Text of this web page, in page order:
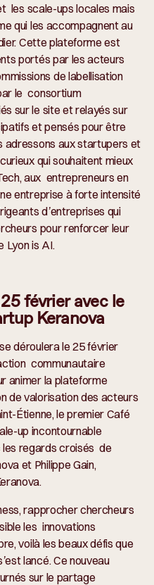
les scale-ups locales mais
qui les accompagnent au
Cette plateforme est
portés par les acteurs
de labellisation
le consortium
sur le site et relayés sur
et pensés pour être
adressons aux startupers et
qui souhaitent mieux
aux entrepreneurs en
entreprise à forte intensité
d’entreprises qui
pour renforcer leur
Lyon is AI.
février avec le
Keranova
déroulera le 25 février
communautaire
animer la plateforme
de valorisation des acteurs
Étienne, le premier Café
up incontournable
les regards croisés de
et Philippe Gain,
rapprocher chercheurs
les innovations
voilà les beaux défis que
lancé. Ce nouveau
sur le partage